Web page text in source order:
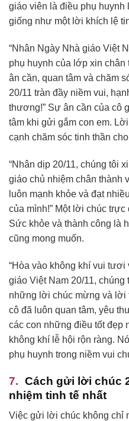
giáo viên là điều phụ
giống như một lời khích lệ
“Nhân Ngày Nhà giáo Việt
phụ huynh của lớp xin
ân cần, quan tâm và chăm
20/11 tràn đầy niềm vui,
thương!” Sự ân cần của cô
tâm khi gửi gắm con em.
cạnh chăm sóc tinh thần
“Nhân dịp 20/11, chúng tôi
giáo chủ nhiệm chân thành
luôn mạnh khỏe và đạt
của mình!” Một lời chúc
Sức khỏe và thành công là
cũng mong muốn.
“Hòa vào không khí vui
giáo Việt Nam 20/11,
những lời chúc mừng và lời
cô đã luôn quan tâm, yêu
các con những điều tốt đẹp
không khí lễ hội rộn ràng.
phụ huynh trong niềm vui
Cách gửi lời chúc
nhiệm tinh tế nhất
Việc gửi lời chúc không chỉ